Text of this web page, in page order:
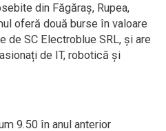
din Făgăraș, Rupea,
oferă două burse în valoare
de SC Electroblue SRL, și are
de IT, robotică și
9.50 în anul anterior